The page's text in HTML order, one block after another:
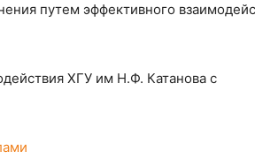
путем эффективного
ХГУ им Н.Ф. Катанова с